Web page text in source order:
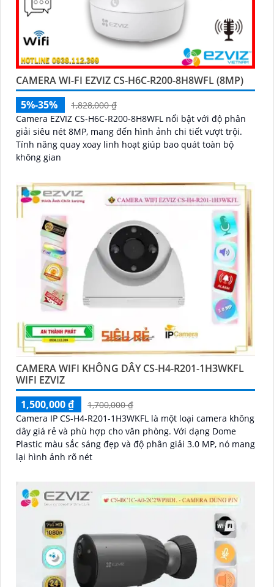
CAMERA WI-FI EZVIZ CS-H6C-R200-8H8WFL (8MP)
5%-35%
1,828,000 ₫
Camera EZVIZ CS-H6C-R200-8H8WFL nổi bật với độ phân
giải siêu nét 8MP, mang đến hình ảnh chi tiết vượt trội.
Tính năng quay xoay linh hoạt giúp bao quát toàn bộ
không gian
CAMERA WIFI KHÔNG DÂY CS-H4-R201-1H3WKFL
WIFI EZVIZ
1,500,000 ₫
1,700,000 ₫
Camera IP CS-H4-R201-1H3WKFL là một loại camera không
dây giá rẻ và phù hợp cho văn phòng. Với dạng Dome
Plastic màu sắc sáng đẹp và độ phân giải 3.0 MP, nó mang
lại hình ảnh rõ nét